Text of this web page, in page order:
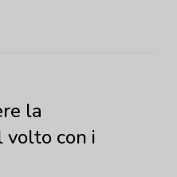
la
volto con i